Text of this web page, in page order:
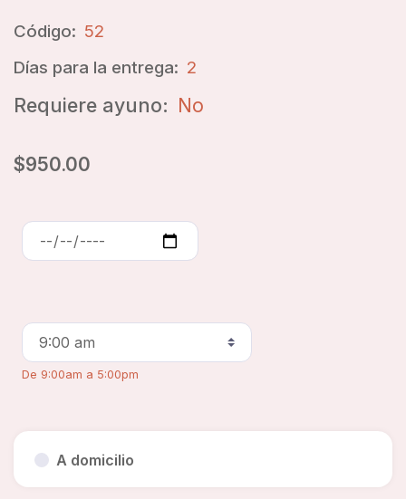
Código: 52
Días para la entrega: 2
Requiere ayuno: No
$950.00
De 9:00am a 5:00pm
A domicilio